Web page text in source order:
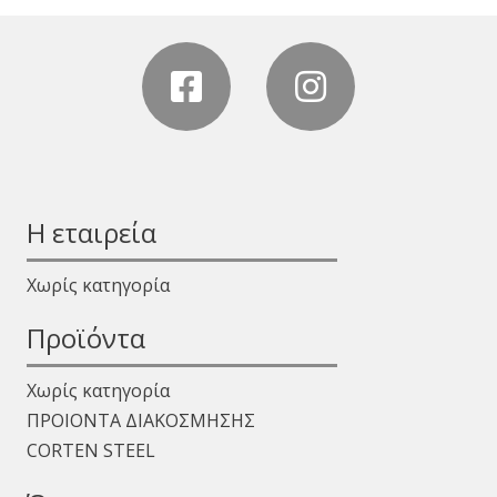
Η εταιρεία
Χωρίς κατηγορία
Προϊόντα
Χωρίς κατηγορία
ΠΡΟΙΟΝΤΑ ΔΙΑΚΟΣΜΗΣΗΣ
CORTEN STEEL